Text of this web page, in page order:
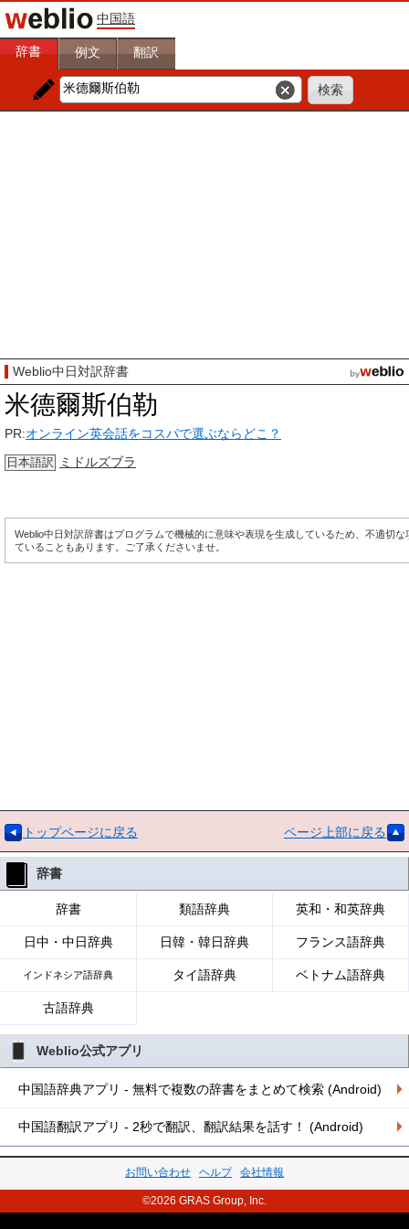
中国語
辞書 例文 翻訳
Weblio中日対訳辞書
米德爾斯伯勒
PR:オンライン英会話をコスパで選ぶならどこ？
日本語訳 ミドルズブラ
Weblio中日対訳辞書はプログラムで機械的に意味や表現を生成しているため、不適切な
ていることもあります。ご了承くださいませ。
トップページに戻る ページ上部に戻る
辞書
辞書 類語辞典 英和・和英辞典
日中・中日辞典 日韓・韓日辞典 フランス語辞典
インドネシア語辞典 タイ語辞典 ベトナム語辞典
古語辞典
Weblio公式アプリ
中国語辞典アプリ - 無料で複数の辞書をまとめて検索 (Android)
中国語翻訳アプリ - 2秒で翻訳、翻訳結果を話す！ (Android)
お問い合わせ ヘルプ 会社情報
©2026 GRAS Group, Inc.